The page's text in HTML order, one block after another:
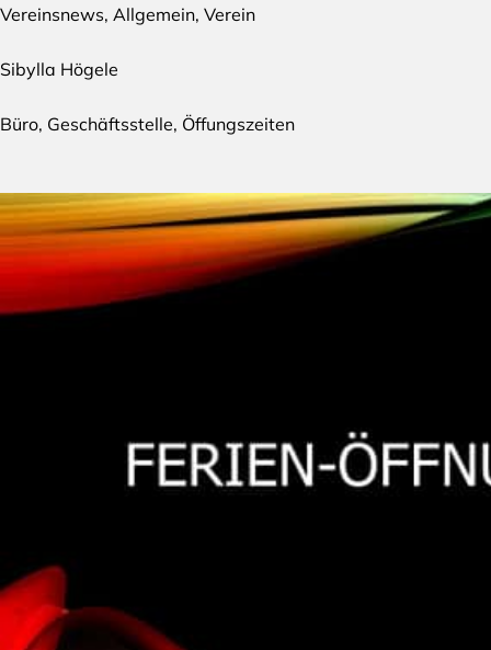
Vereinsnews, Allgemein, Verein
Sibylla Högele
Büro, Geschäftsstelle, Öffungszeiten